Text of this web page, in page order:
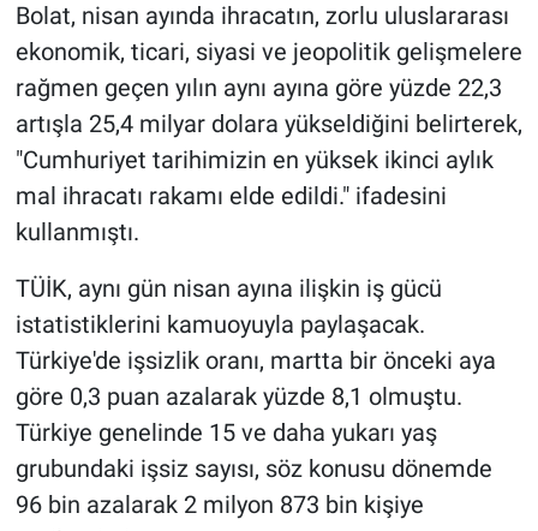
Bolat, nisan ayında ihracatın, zorlu uluslararası
ekonomik, ticari, siyasi ve jeopolitik gelişmelere
rağmen geçen yılın aynı ayına göre yüzde 22,3
artışla 25,4 milyar dolara yükseldiğini belirterek,
"Cumhuriyet tarihimizin en yüksek ikinci aylık
mal ihracatı rakamı elde edildi." ifadesini
kullanmıştı.
TÜİK, aynı gün nisan ayına ilişkin iş gücü
istatistiklerini kamuoyuyla paylaşacak.
Türkiye'de işsizlik oranı, martta bir önceki aya
göre 0,3 puan azalarak yüzde 8,1 olmuştu.
Türkiye genelinde 15 ve daha yukarı yaş
grubundaki işsiz sayısı, söz konusu dönemde
96 bin azalarak 2 milyon 873 bin kişiye